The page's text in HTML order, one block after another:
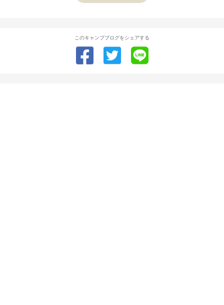
このキャンプブログをシェアする